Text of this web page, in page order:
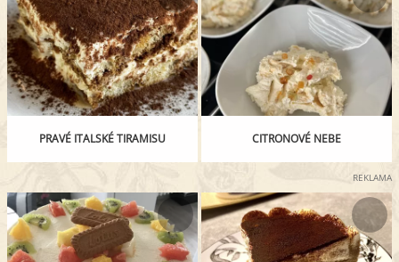
PRAVÉ ITALSKÉ TIRAMISU CITRONOVÉ NEBE
REKLAMA